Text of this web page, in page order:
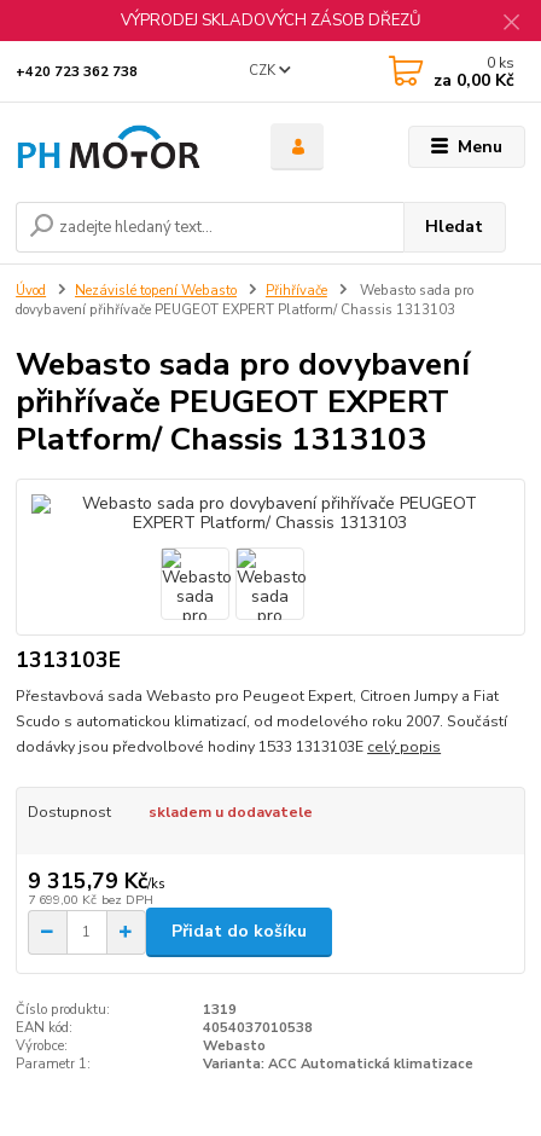
VÝPRODEJ SKLADOVÝCH ZÁSOB DŘEZŮ
Menu
CZK
Hledat
+420 723 362 738 0 ks
za 0,00 Kč
Úvod Nezávislé topení Webasto Přihřívače
Webasto sada pro
dovybavení přihřívače PEUGEOT EXPERT Platform/ Chassis 1313103
Webasto sada pro dovybavení
přihřívače PEUGEOT EXPERT
Platform/ Chassis 1313103
1313103E
Přestavbová sada Webasto pro Peugeot Expert, Citroen Jumpy a Fiat
Scudo s automatickou klimatizací, od modelového roku 2007. Součástí
dodávky jsou předvolbové hodiny 1533 1313103E celý popis
Dostupnost skladem u dodavatele
9 315,79 Kč/ks
7 699,00 Kč bez DPH
Přidat do košíku
Číslo produktu:
1319
EAN kód:
4054037010538
Výrobce:
Webasto
Parametr 1:
Varianta: ACC Automatická klimatizace